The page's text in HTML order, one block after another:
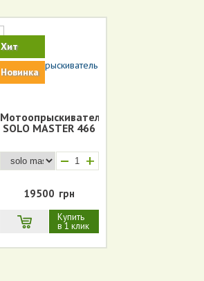
Хит
Новинка
Мотоопрыскиватель
SOLO MASTER 466
+
19500 грн
Купить
в 1 клик